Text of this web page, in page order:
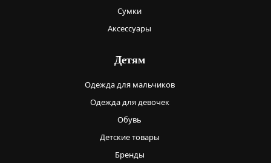
Сумки
Аксессуары
Детям
Одежда для мальчиков
Одежда для девочек
Обувь
Детские товары
Бренды